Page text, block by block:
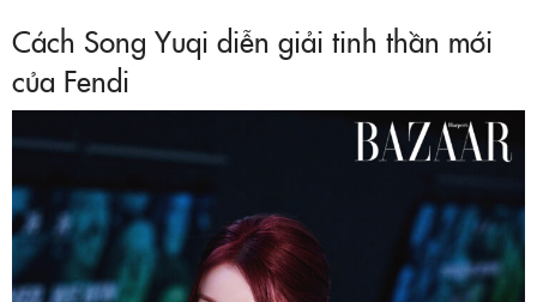
Cách Song Yuqi diễn giải tinh thần mới
của Fendi